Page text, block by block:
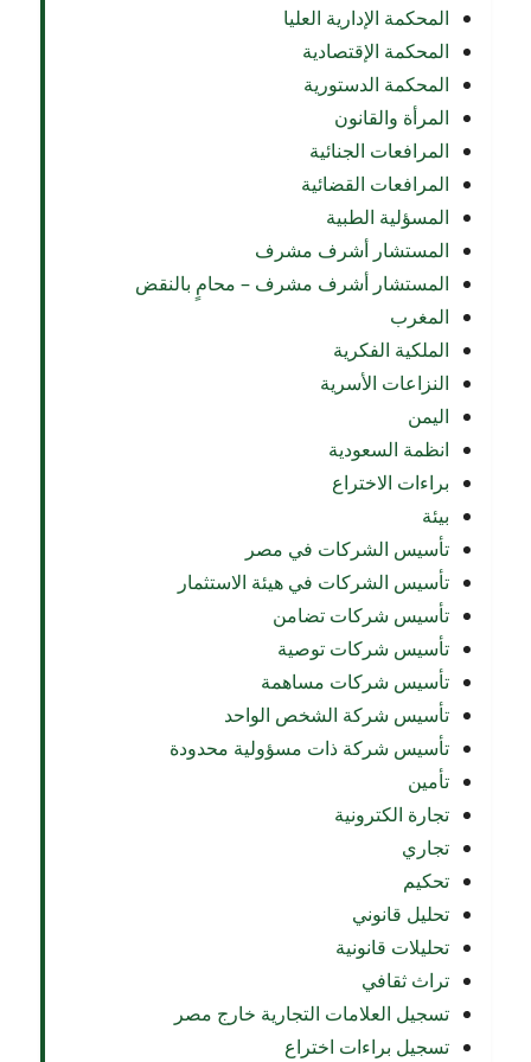
المحكمة الإدارية العليا
المحكمة الإقتصادية
المحكمة الدستورية
المرأة والقانون
المرافعات الجنائية
المرافعات القضائية
المسؤلية الطبية
المستشار أشرف مشرف
المستشار أشرف مشرف – محامٍ بالنقض
المغرب
الملكية الفكرية
النزاعات الأسرية
اليمن
انظمة السعودية
براءات الاختراع
بيئة
تأسيس الشركات في مصر
تأسيس الشركات في هيئة الاستثمار
تأسيس شركات تضامن
تأسيس شركات توصية
تأسيس شركات مساهمة
تأسيس شركة الشخص الواحد
تأسيس شركة ذات مسؤولية محدودة
تأمين
تجارة الكترونية
تجاري
تحكيم
تحليل قانوني
تحليلات قانونية
تراث ثقافي
تسجيل العلامات التجارية خارج مصر
تسجيل براءات اختراع